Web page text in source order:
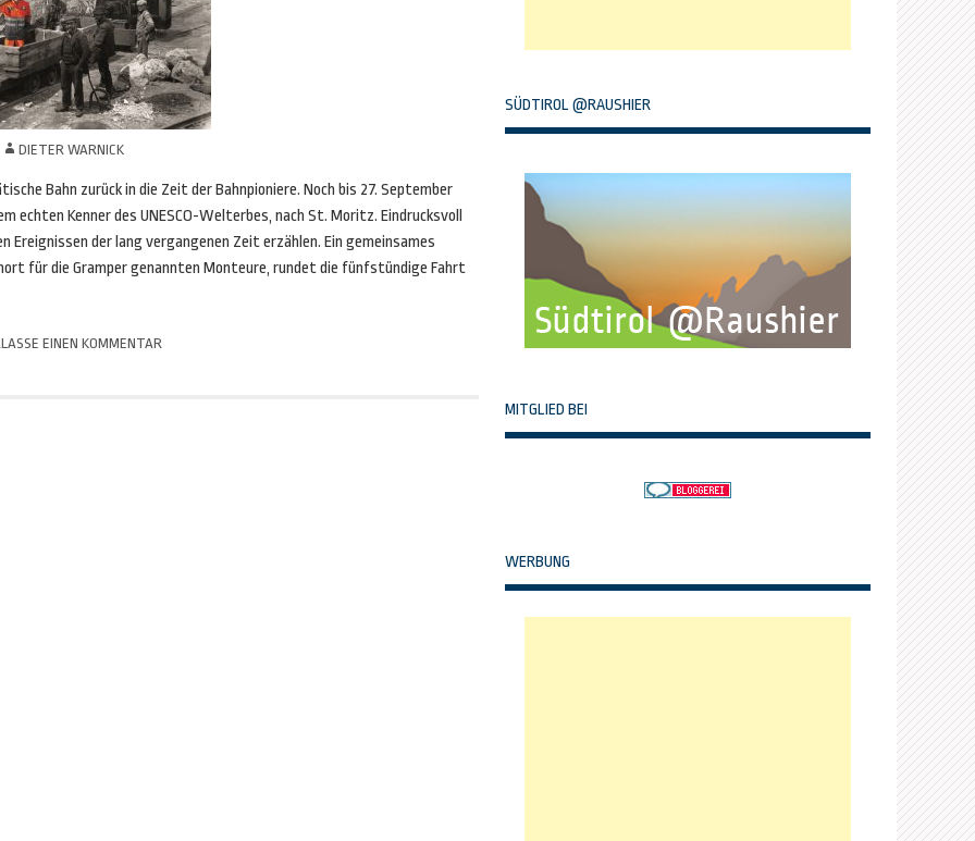
DIETER WARNICK
Bahn zurück in die Zeit der Bahnpioniere. Noch bis 27. September
Kenner des UNESCO-Welterbes, nach St. Moritz. Eindrucksvoll
der lang vergangenen Zeit erzählen. Ein gemeinsames
für die Gramper genannten Monteure, rundet die fünfstündige Fahrt
EINEN KOMMENTAR
SÜDTIROL @RAUSHIER
MITGLIED BEI
WERBUNG